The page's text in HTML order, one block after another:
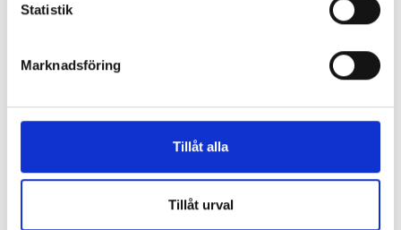
Statistik
Marknadsföring
Tillåt alla
Tillåt urval
”Valåret känns som att sprinta ett